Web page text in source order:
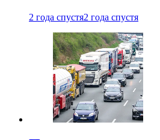
2 года спустя2 года спустя